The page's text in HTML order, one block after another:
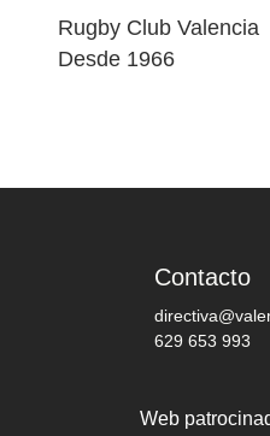
Rugby Club Valencia
Desde 1966
Contacto
629 653 993
Web